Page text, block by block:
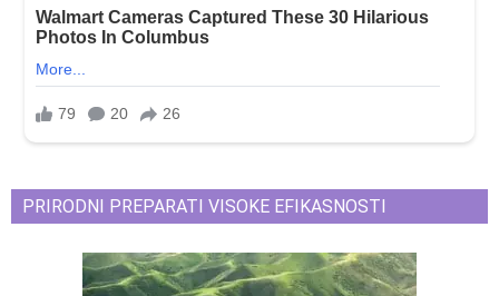
PRIRODNI PREPARATI VISOKE EFIKASNOSTI